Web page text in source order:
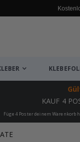
KAUF 4
Füge 4 Poster deinem